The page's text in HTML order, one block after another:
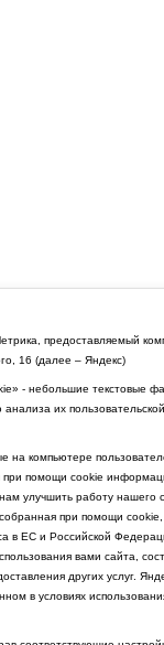
предоставляемый
16 (далее – Яндекс)
- небольшие текстовые
их пользовательской
на компьютере
при помощи cookie
улучшить работу нашего
при помощи cookie,
в ЕС и Российской
вами сайта,
других услуг.
в условиях